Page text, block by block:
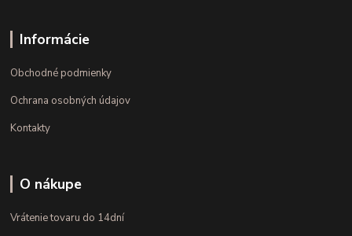
Informácie
Obchodné podmienky
Ochrana osobných údajov
Kontakty
O nákupe
Vrátenie tovaru do 14dní